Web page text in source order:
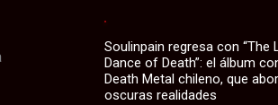
Soulinpain regresa con “The
Dance of Death”: el álbum
Death Metal chileno, que
oscuras realidades